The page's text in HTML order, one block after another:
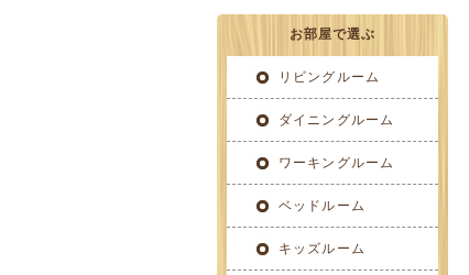
お部屋で選ぶ
リビングルーム
ダイニングルーム
ワーキングルーム
ベッドルーム
キッズルーム